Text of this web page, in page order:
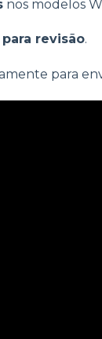
nos modelos
revisão.
para